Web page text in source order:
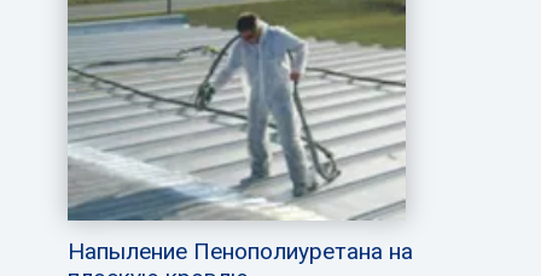
Напыление Пенополиуретана на